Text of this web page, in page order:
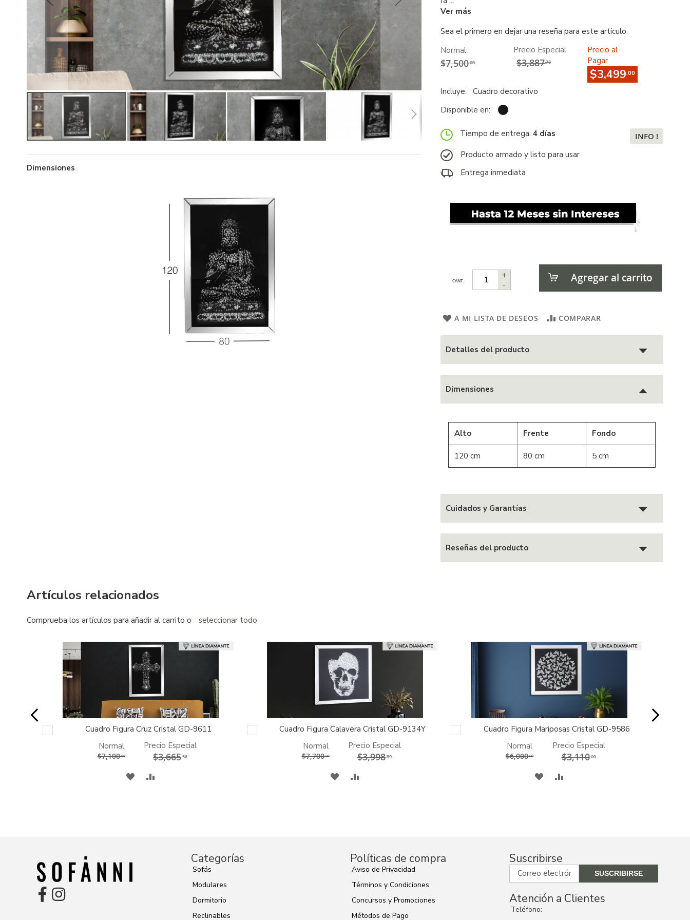
Ver más
Sea el primero en dejar una reseña para este artículo
Normal
$7,500.00
Precio Especial
$3,887.78
Precio al
Pagar
$3,499.00
Incluye:
Cuadro decorativo
Disponible en:
Tiempo de entrega: 4 días INFO !
Producto armado y listo para usar
Entrega inmediata
CANT.:
+
-
Agregar al carrito
A MI LISTA DE DESEOS COMPARAR
Detalles del producto
Dimensiones
Alto Frente Fondo
120 cm 80 cm 5 cm
Cuidados y Garantías
Reseñas del producto
Dimensiones
Artículos relacionados
Comprueba los artículos para añadir al carrito o seleccionar todo
Cuadro Figura Cruz Cristal GD-9611
Normal
$7,100.00
Precio Especial
$3,665.56
Cuadro Figura Calavera Cristal GD-9134Y
Normal
$7,700.00
Precio Especial
$3,998.89
AGREGAR
Cuadro Figura Mariposas Cristal GD-9586
Normal
$6,000.00
Precio Especial
$3,110.00
AGREGAR
Categorías
Sofás
Modulares
Dormitorio
Reclinables
Políticas de compra
Aviso de Privacidad
Términos y Condiciones
Concursos y Promociones
Métodos de Pago
Suscribirse
Atención a Clientes
Teléfono: